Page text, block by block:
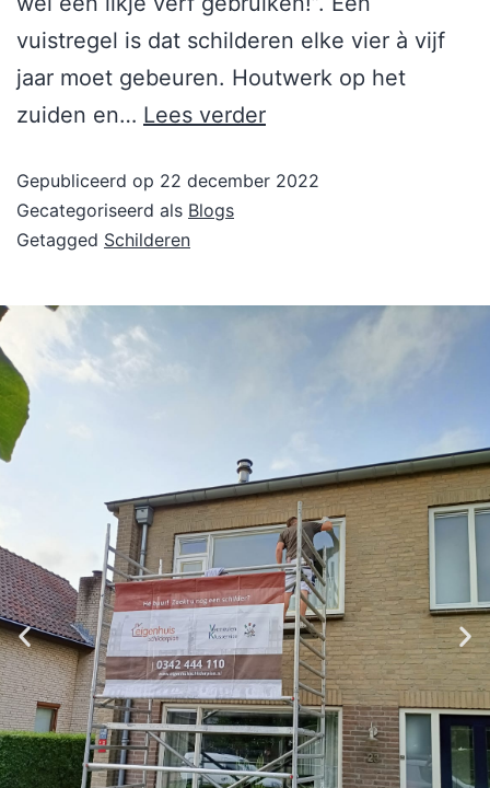
vuistregel is dat schilderen elke vier à vijf
jaar moet gebeuren. Houtwerk op het
zuiden en… Lees verder
Gepubliceerd op 22 december 2022
Gecategoriseerd als Blogs
Getagged Schilderen